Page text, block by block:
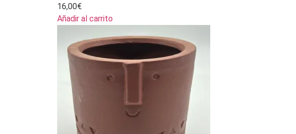
16,00€
Añadir al carrito